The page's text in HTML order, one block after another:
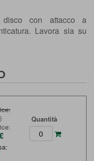
disco con attacco a
Lavora sia su
Quantità